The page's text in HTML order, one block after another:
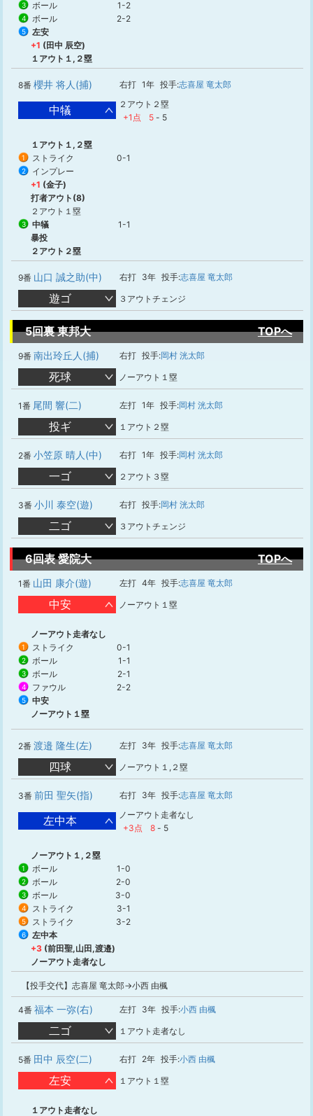
3 ボール 1-2
4 ボール 2-2
5
左安
+1 (田中 辰空)
１アウト１,２塁
8番 櫻井 将人(捕) 右打 1年 投手:志喜屋 竜太郎
中犠
２アウト２塁
+1点
5 - 5
１アウト１,２塁
1 ストライク 0-1
2
インプレー
+1 (金子)
打者アウト(8)
２アウト１塁
3 中犠
1-1
暴投
２アウト２塁
9番 山口 誠之助(中) 右打 3年 投手:志喜屋 竜太郎
遊ゴ ３アウトチェンジ
5回裏 東邦大 TOPへ
9番 南出玲丘人(捕) 右打 投手:岡村 洸太郎
死球 ノーアウト１塁
1番 尾間 響(二) 左打 1年 投手:岡村 洸太郎
投ギ １アウト２塁
2番 小笠原 晴人(中) 右打 1年 投手:岡村 洸太郎
一ゴ ２アウト３塁
3番 小川 泰空(遊) 右打 投手:岡村 洸太郎
二ゴ ３アウトチェンジ
6回表 愛院大 TOPへ
1番 山田 康介(遊) 左打 4年 投手:志喜屋 竜太郎
中安 ノーアウト１塁
ノーアウト走者なし
1 ストライク 0-1
2 ボール 1-1
3 ボール 2-1
4 ファウル 2-2
5
中安
ノーアウト１塁
2番 渡邉 隆生(左) 左打 3年 投手:志喜屋 竜太郎
四球 ノーアウト１,２塁
3番 前田 聖矢(指) 右打 3年 投手:志喜屋 竜太郎
左中本
ノーアウト走者なし
+3点
8 - 5
ノーアウト１,２塁
1 ボール 1-0
2 ボール 2-0
3 ボール 3-0
4 ストライク 3-1
5 ストライク 3-2
6
左中本
+3 (前田聖,山田,渡邉)
ノーアウト走者なし
【投手交代】志喜屋 竜太郎→小西 由楓
4番 福本 一弥(右) 左打 3年 投手:小西 由楓
二ゴ １アウト走者なし
5番 田中 辰空(二) 右打 2年 投手:小西 由楓
左安 １アウト１塁
１アウト走者なし